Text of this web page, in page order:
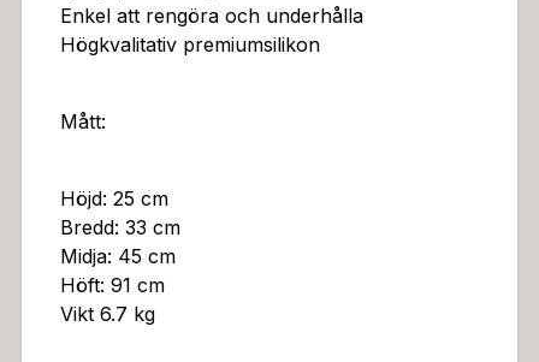
Enkel att rengöra och underhålla
Högkvalitativ premiumsilikon
Mått:
Höjd: 25 cm
Bredd: 33 cm
Midja: 45 cm
Höft: 91 cm
Vikt 6.7 kg